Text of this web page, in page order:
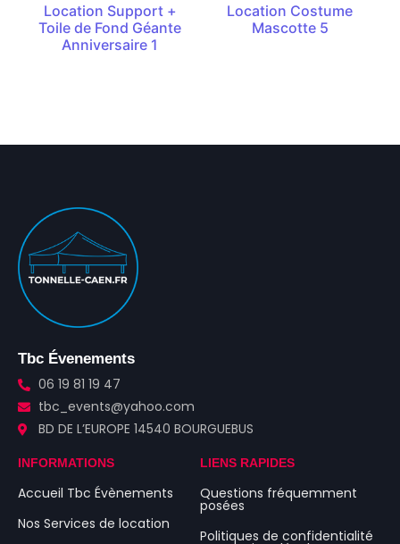
Location Support +
Toile de Fond Géante
Anniversaire 1
Location Costume
Mascotte 5
Tbc Évenements
06 19 81 19 47
tbc_events@yahoo.com
BD DE L’EUROPE 14540 BOURGUEBUS
INFORMATIONS
Accueil Tbc Évènements
Nos Services de location
LIENS RAPIDES
Questions fréquemment
posées
Politiques de confidentialité